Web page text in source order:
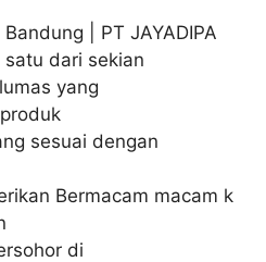
| PT JAYADIPA
satu dari sekian
yang
sesuai dengan
Bermacam macam k
di